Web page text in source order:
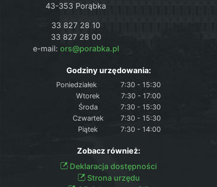
43-353 Porąbka
33 827 28 10
33 827 28 00
e-mail: ors@porabka.pl
Godziny urzędowania:
Poniedziałek
7:30 - 15:30
Wtorek
7:30 - 17:00
Środa
7:30 - 15:30
Czwartek
7:30 - 15:30
Piątek
7:30 - 14:00
Zobacz również:
Deklaracja dostępności
Strona urzędu